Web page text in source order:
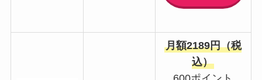
月額2189円（税
込）